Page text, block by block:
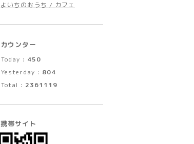
よいちのおうち / カフェ
カウンター
Today : 450
Yesterday : 804
Total : 2361119
携帯サイト